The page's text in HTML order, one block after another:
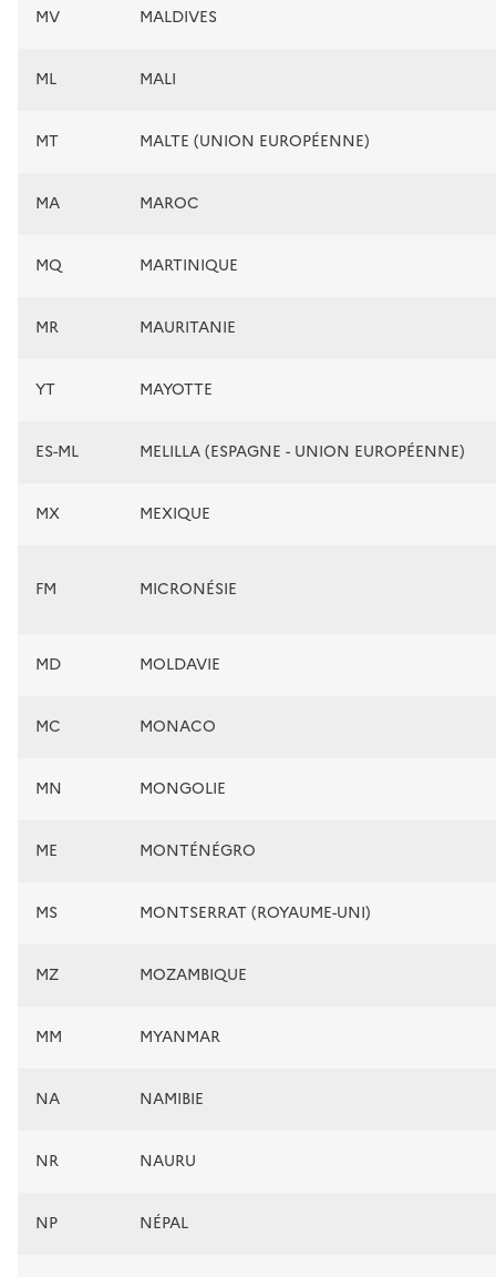
MV MALDIVES
ML MALI
MT MALTE (UNION EUROPÉENNE)
MA MAROC
MQ MARTINIQUE
MR MAURITANIE
YT MAYOTTE
ES-ML MELILLA (ESPAGNE - UNION EUROPÉENNE)
MX MEXIQUE
FM MICRONÉSIE
MD MOLDAVIE
MC MONACO
MN MONGOLIE
ME MONTÉNÉGRO
MS MONTSERRAT (ROYAUME-UNI)
MZ MOZAMBIQUE
MM MYANMAR
NA NAMIBIE
NR NAURU
NP NÉPAL